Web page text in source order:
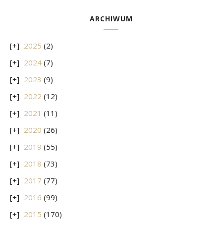
ARCHIWUM
2025 (2)
2024 (7)
2023 (9)
2022 (12)
2021 (11)
2020 (26)
2019 (55)
2018 (73)
2017 (77)
2016 (99)
2015 (170)